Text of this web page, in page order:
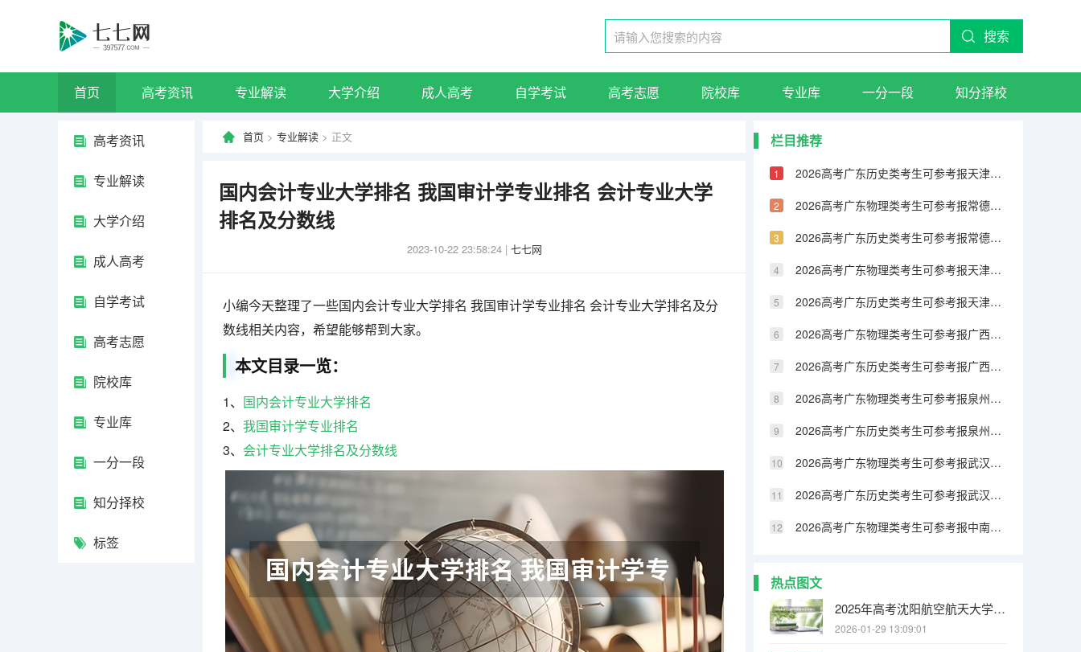
搜索
首页 高考资讯 专业解读 大学介绍 成人高考 自学考试 高考志愿 院校库 专业库 一分一段 知分择校
高考资讯
专业解读
大学介绍
成人高考
自学考试
高考志愿
院校库
专业库
一分一段
知分择校
标签
首页 > 专业解读 > 正文
国内会计专业大学排名 我国审计学专业排名 会计专业大学
排名及分数线
2023-10-22 23:58:24 | 七七网
小编今天整理了一些国内会计专业大学排名 我国审计学专业排名 会计专业大学排名及分
数线相关内容，希望能够帮到大家。
本文目录一览：
1、 国内会计专业大学排名
2、 我国审计学专业排名
3、 会计专业大学排名及分数线
栏目推荐
2026高考广东历史类考生可参考报天津城市建设管理职业技术学院的专业汇总
2026高考广东物理类考生可参考报常德职业技术学院的专业汇总
2026高考广东历史类考生可参考报常德职业技术学院的专业汇总
2026高考广东物理类考生可参考报天津铁道职业技术学院的专业汇总
2026高考广东历史类考生可参考报天津铁道职业技术学院的专业汇总
2026高考广东物理类考生可参考报广西民族大学相思湖学院的专业汇总
2026高考广东历史类考生可参考报广西民族大学相思湖学院的专业汇总
2026高考广东物理类考生可参考报泉州纺织服装职业学院的专业汇总
2026高考广东历史类考生可参考报泉州纺织服装职业学院的专业汇总
2026高考广东物理类考生可参考报武汉生物工程学院的专业汇总
2026高考广东历史类考生可参考报武汉生物工程学院的专业汇总
2026高考广东物理类考生可参考报中南林业科技大学涉外学院的专业汇总
热点图文
2025年高考沈阳航空航天大学在山西各批次选科要求有哪些
2026-01-29 13:09:01